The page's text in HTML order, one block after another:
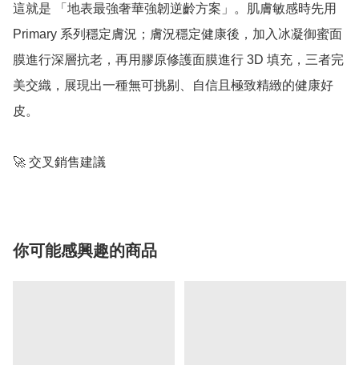
這就是 「地表最強奢華強韌逆齡方案」。肌膚敏感時先用
Primary 系列穩定膚況；膚況穩定健康後，加入冰凝御蜜面
膜進行深層抗老，再用膠原修護面膜進行 3D 填充，三者完
美交織，展現出一種無可挑剔、自信且極致精緻的健康好
皮。
🚀 交叉銷售建議
你可能感興趣的商品